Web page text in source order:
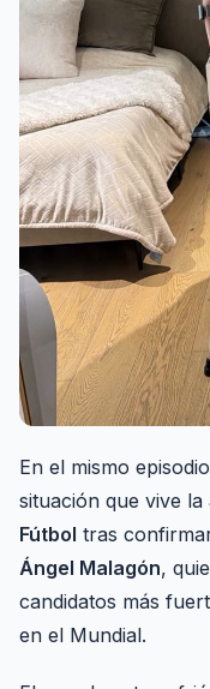
En el mismo
situación que vive la
Fútbol tras
Ángel Malagón,
candidatos más
en el Mundial.